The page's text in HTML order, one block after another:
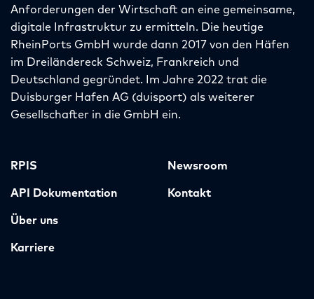
Anforderungen der Wirtschaft an eine gemeinsame,
digitale Infrastruktur zu ermitteln. Die heutige
RheinPorts GmbH wurde dann 2017 von den Häfen
im Dreiländereck Schweiz, Frankreich und
Deutschland gegründet. Im Jahre 2022 trat die
Duisburger Hafen AG (duisport) als weiterer
Gesellschafter in die GmbH ein.
RPIS
API Dokumentation
Über uns
Karriere
Newsroom
Kontakt